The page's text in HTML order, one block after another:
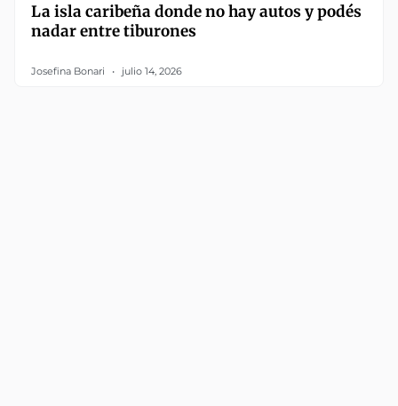
La isla caribeña donde no hay autos y podés
nadar entre tiburones
Josefina Bonari julio 14, 2026